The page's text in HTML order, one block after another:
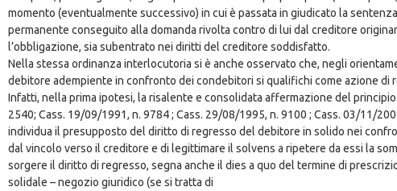
momento (eventualmente successivo) in cui è passata in giudicato la
permanente conseguito alla domanda rivolta contro di lui dal creditore
l’obbligazione, sia subentrato nei diritti del creditore soddisfatto.
Nella stessa ordinanza interlocutoria si è anche osservato che, negli
debitore adempiente in confronto dei condebitori si qualifichi come azione di
Infatti, nella prima ipotesi, la risalente e consolidata affermazione del
2540; Cass. 19/09/1991, n. 9784 ; Cass. 29/08/1995, n. 9100 ; Cass. 03/11/
individua il presupposto del diritto di regresso del debitore in solido nei
dal vincolo verso il creditore e di legittimare il solvens a ripetere da essi la
sorgere il diritto di regresso, segna anche il dies a quo del termine di
solidale – negozio giuridico (se si tratta di